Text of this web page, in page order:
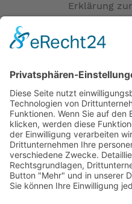
Erklärung
Zahlung